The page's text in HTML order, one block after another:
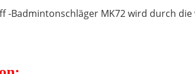
-Badmintonschläger MK72 wird durch